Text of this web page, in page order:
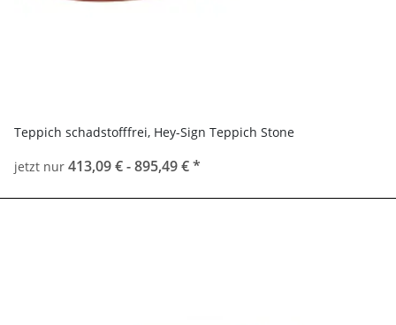
Teppich schadstofffrei, Hey-Sign Teppich Stone
jetzt nur 413,09 € -895,49 €*